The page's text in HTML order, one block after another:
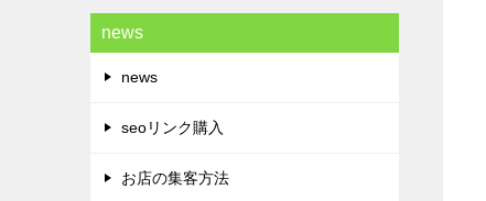
news
news
seoリンク購入
お店の集客方法